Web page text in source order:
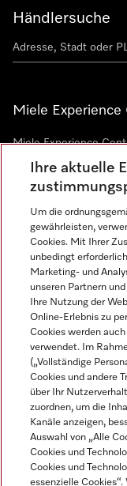
Händlersuche
Miele Experience
Miele Experience
Miele Experience
Newsletter
Impressum
AGB
Miele auf Instagram
Miele aufMiele
Ihre aktuelle
Um die
gewährleisten,
Cookies. Mit Ihrer
unbedingt
Marketing- und
unseren Partnern
Ihre Nutzung der
Online-Erlebnis zu
Cookies werden
verwendet. Im
(„Vollständige
Cookies und andere
über Ihr
zuordnen, um die
Kanäle anzeigen,
Auswahl von „Alle
Cookies und
Cookies und
essenzielle